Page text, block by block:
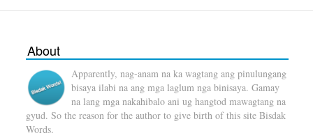
About
Apparently, nag-anam na ka wagtang ang pinulungang
bisaya ilabi na ang mga laglum nga binisaya. Gamay
na lang mga nakahibalo ani ug hangtod mawagtang na
gyud. So the reason for the author to give birth of this site Bisdak
Words.